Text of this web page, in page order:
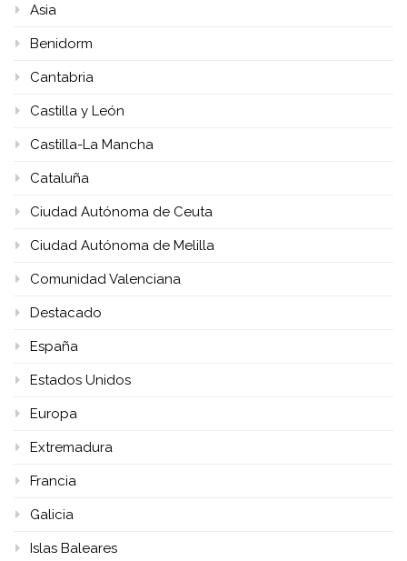
Asia
Benidorm
Cantabria
Castilla y León
Castilla-La Mancha
Cataluña
Ciudad Autónoma de Ceuta
Ciudad Autónoma de Melilla
Comunidad Valenciana
Destacado
España
Estados Unidos
Europa
Extremadura
Francia
Galicia
Islas Baleares